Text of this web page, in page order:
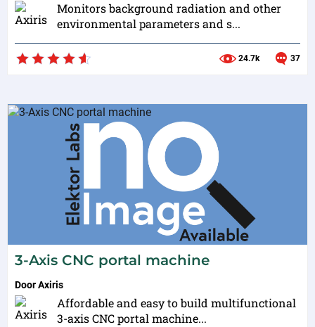
Monitors background radiation and other
environmental parameters and s...
24.7k 37
3-Axis CNC portal machine
DoorAxiris
Affordable and easy to build multifunctional
3-axis CNC portal machine...